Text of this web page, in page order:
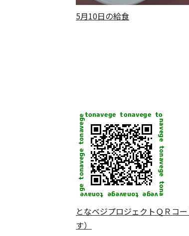
5月10日の給食
となベジプロジェクトＱＲコ
す）